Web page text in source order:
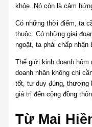
khỏe. Nó còn là cảm
Có những thời điểm, ta
thuộc. Có những giai
ngoặt, ta phải chấp
Thế giới kinh doanh
doanh nhân không chỉ
tốt, tư duy đúng, thương
giá trị đến cộng đồng
Từ Mai